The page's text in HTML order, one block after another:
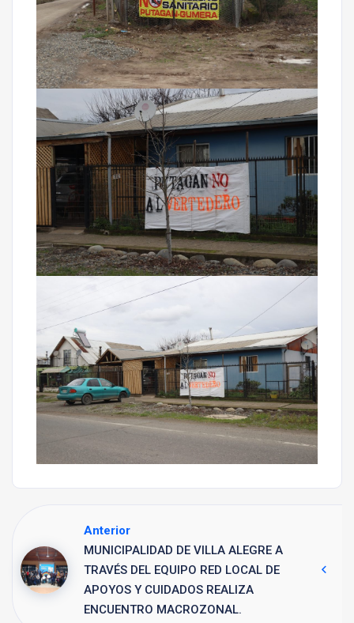
Anterior
MUNICIPALIDAD DE VILLA ALEGRE A
TRAVÉS DEL EQUIPO RED LOCAL DE
APOYOS Y CUIDADOS REALIZA
ENCUENTRO MACROZONAL.